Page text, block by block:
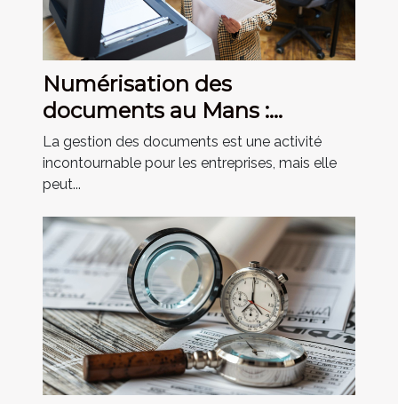
Numérisation des
documents au Mans :
Médiphone Téléservices se
charge de tout !
La gestion des documents est une activité
incontournable pour les entreprises, mais elle
peut...